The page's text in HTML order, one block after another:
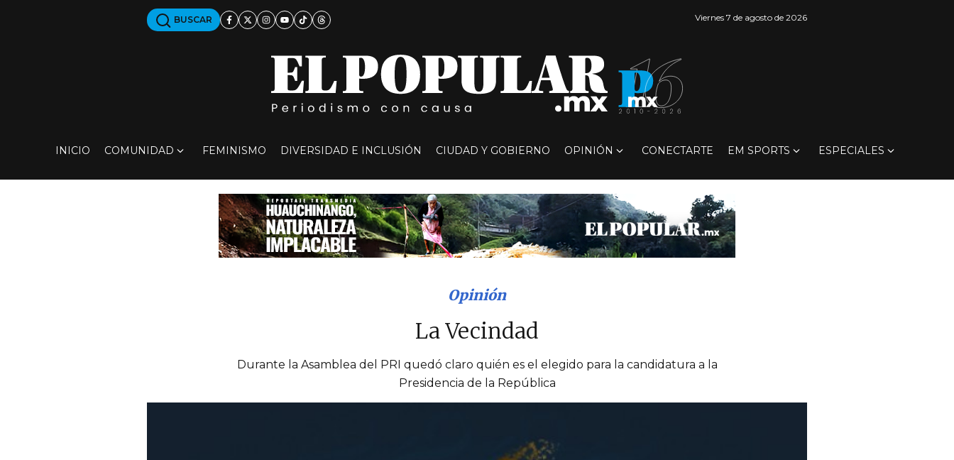
BUSCAR Viernes 7 de agosto de 2026
INICIO COMUNIDAD FEMINISMO DIVERSIDAD E INCLUSIÓN CIUDAD Y GOBIERNO OPINIÓN CONECTARTE EM SPORTS ESPECIALES
Opinión
La Vecindad
Durante la Asamblea del PRI quedó claro quién es el elegido para la candidatura a la
Presidencia de la República